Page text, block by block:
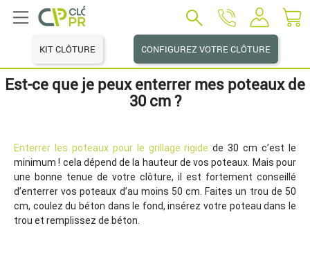
KIT CLÔTURE CONFIGUREZ VOTRE CLÔTURE
Est-ce que je peux enterrer mes poteaux de
30 cm ?
Enterrer les poteaux pour le grillage rigide de 30 cm c’est le
minimum ! cela dépend de la hauteur de vos poteaux. Mais pour
une bonne tenue de votre clôture, il est fortement conseillé
d’enterrer vos poteaux d’au moins 50 cm. Faites un trou de 50
cm, coulez du béton dans le fond, insérez votre poteau dans le
trou et remplissez de béton.